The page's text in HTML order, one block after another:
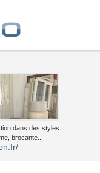
dans des styles
brocante...